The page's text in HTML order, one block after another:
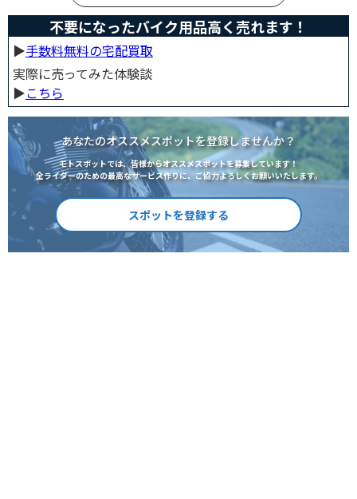
不要になったバイク用品高く売れます！
▶︎手数料無料の宅配買取
実際に売ってみた体験談
▶︎こちら
あなたのオススメスポットを登録しませんか？
モトスポットでは、皆様からオススメスポットを募集しています！
全ライダーのための最高なサービス作りに、ご協力よろしくお願いいたします。
スポットを登録する